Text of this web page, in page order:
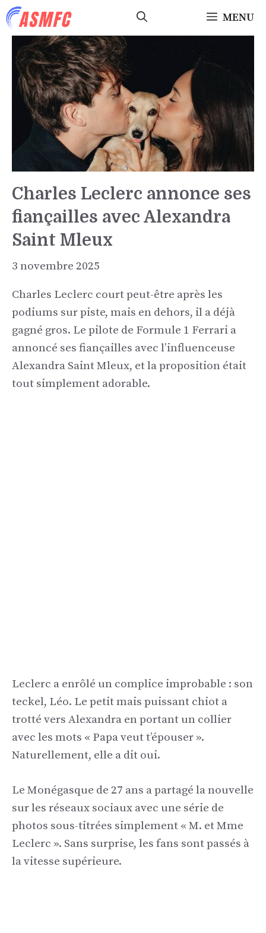
Aller
au
contenu
MENU
Charles Leclerc annonce ses
fiançailles avec Alexandra
Saint Mleux
3 novembre 2025
Charles Leclerc court peut-être après les
podiums sur piste, mais en dehors, il a déjà
gagné gros. Le pilote de Formule 1 Ferrari a
annoncé ses fiançailles avec l’influenceuse
Alexandra Saint Mleux, et la proposition était
tout simplement adorable.
Leclerc a enrôlé un complice improbable : son
teckel, Léo. Le petit mais puissant chiot a
trotté vers Alexandra en portant un collier
avec les mots « Papa veut t’épouser ».
Naturellement, elle a dit oui.
Le Monégasque de 27 ans a partagé la nouvelle
sur les réseaux sociaux avec une série de
photos sous-titrées simplement « M. et Mme
Leclerc ». Sans surprise, les fans sont passés à
la vitesse supérieure.